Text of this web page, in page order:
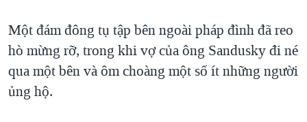
Một đám đông tụ tập bên ngoài pháp đình đã reo
hò mừng rỡ, trong khi vợ của ông Sandusky đi né
qua một bên và ôm choàng một số ít những người
ủng hộ.